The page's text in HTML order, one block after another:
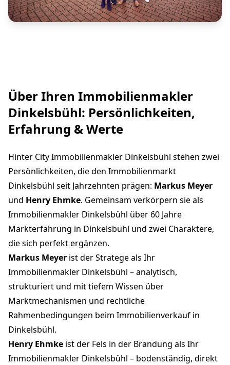
Über Ihren Immobilienmakler
Dinkelsbühl: Persönlichkeiten,
Erfahrung & Werte
Hinter City Immobilienmakler Dinkelsbühl stehen zwei
Persönlichkeiten, die den Immobilienmarkt
Dinkelsbühl seit Jahrzehnten prägen: Markus Meyer
und Henry Ehmke. Gemeinsam verkörpern sie als
Immobilienmakler Dinkelsbühl über 60 Jahre
Markterfahrung in Dinkelsbühl und zwei Charaktere,
die sich perfekt ergänzen.
Markus Meyer ist der Stratege als Ihr
Immobilienmakler Dinkelsbühl – analytisch,
strukturiert und mit tiefem Wissen über
Marktmechanismen und rechtliche
Rahmenbedingungen beim Immobilienverkauf in
Dinkelsbühl.
Henry Ehmke ist der Fels in der Brandung als Ihr
Immobilienmakler Dinkelsbühl – bodenständig, direkt